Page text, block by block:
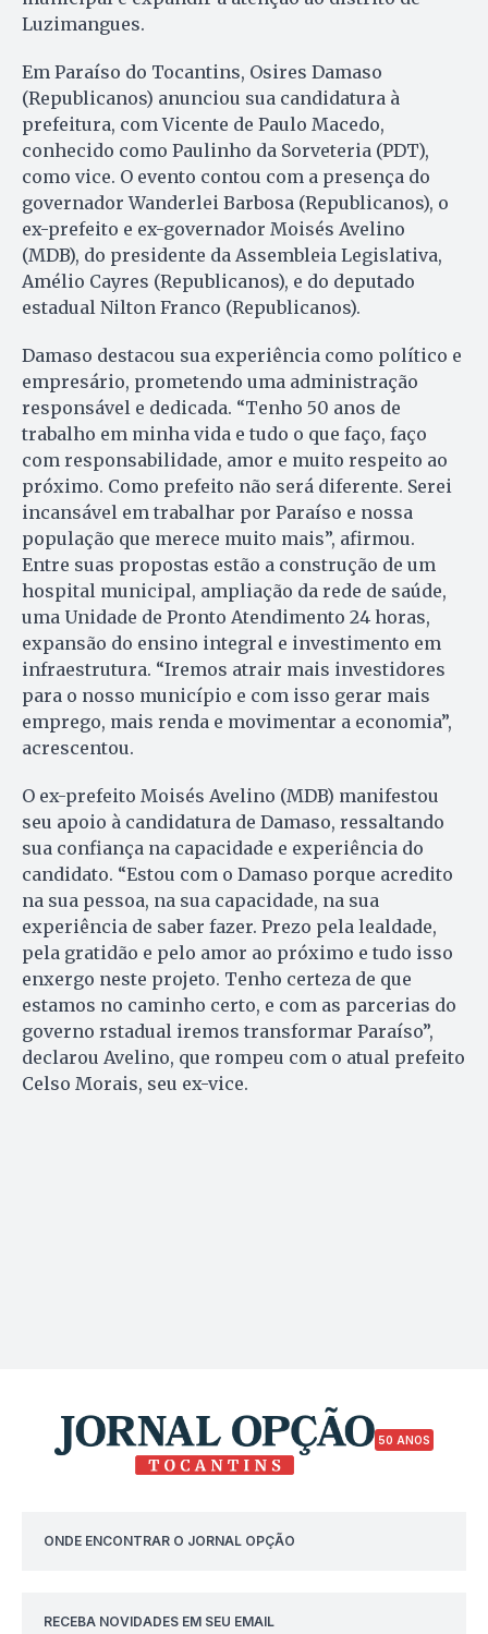
Luzimangues.
Em Paraíso do Tocantins, Osires Damaso
(Republicanos) anunciou sua candidatura à
prefeitura, com Vicente de Paulo Macedo,
conhecido como Paulinho da Sorveteria (PDT),
como vice. O evento contou com a presença do
governador Wanderlei Barbosa (Republicanos), o
ex-prefeito e ex-governador Moisés Avelino
(MDB), do presidente da Assembleia Legislativa,
Amélio Cayres (Republicanos), e do deputado
estadual Nilton Franco (Republicanos).
Damaso destacou sua experiência como político e
empresário, prometendo uma administração
responsável e dedicada. “Tenho 50 anos de
trabalho em minha vida e tudo o que faço, faço
com responsabilidade, amor e muito respeito ao
próximo. Como prefeito não será diferente. Serei
incansável em trabalhar por Paraíso e nossa
população que merece muito mais”, afirmou.
Entre suas propostas estão a construção de um
hospital municipal, ampliação da rede de saúde,
uma Unidade de Pronto Atendimento 24 horas,
expansão do ensino integral e investimento em
infraestrutura. “Iremos atrair mais investidores
para o nosso município e com isso gerar mais
emprego, mais renda e movimentar a economia”,
acrescentou.
O ex-prefeito Moisés Avelino (MDB) manifestou
seu apoio à candidatura de Damaso, ressaltando
sua confiança na capacidade e experiência do
candidato. “Estou com o Damaso porque acredito
na sua pessoa, na sua capacidade, na sua
experiência de saber fazer. Prezo pela lealdade,
pela gratidão e pelo amor ao próximo e tudo isso
enxergo neste projeto. Tenho certeza de que
estamos no caminho certo, e com as parcerias do
governo rstadual iremos transformar Paraíso”,
declarou Avelino, que rompeu com o atual prefeito
Celso Morais, seu ex-vice.
50 ANOS
ONDE ENCONTRAR O JORNAL OPÇÃO
RECEBA NOVIDADES EM SEU EMAIL